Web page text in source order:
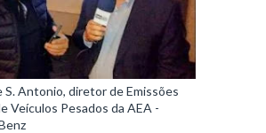
S. Antonio, diretor de Emissões
Veículos Pesados da AEA -